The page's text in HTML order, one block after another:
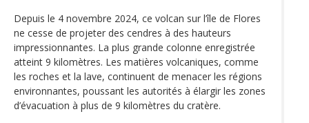
Depuis le 4 novembre 2024, ce volcan sur l’île de Flores
ne cesse de projeter des cendres à des hauteurs
impressionnantes. La plus grande colonne enregistrée
atteint 9 kilomètres. Les matières volcaniques, comme
les roches et la lave, continuent de menacer les régions
environnantes, poussant les autorités à élargir les zones
d’évacuation à plus de 9 kilomètres du cratère.